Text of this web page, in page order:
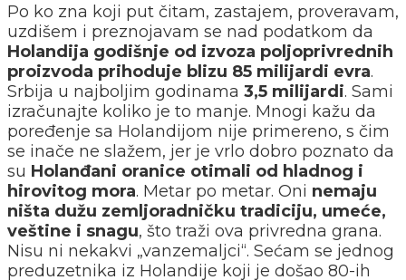
Po ko zna koji put čitam, zastajem, proveravam,
uzdišem i preznojavam se nad podatkom da
Holandija godišnje od izvoza poljoprivrednih
proizvoda prihoduje blizu 85 milijardi evra.
Srbija u najboljim godinama 3,5 milijardi. Sami
izračunajte koliko je to manje. Mnogi kažu da
poređenje sa Holandijom nije primereno, s čim
se inače ne slažem, jer je vrlo dobro poznato da
su Holanđani oranice otimali od hladnog i
hirovitog mora. Metar po metar. Oni nemaju
ništa dužu zemljoradničku tradiciju, umeće,
veštine i snagu, što traži ova privredna grana.
Nisu ni nekakvi „vanzemaljci“. Sećam se jednog
preduzetnika iz Holandije koji je došao 80-ih